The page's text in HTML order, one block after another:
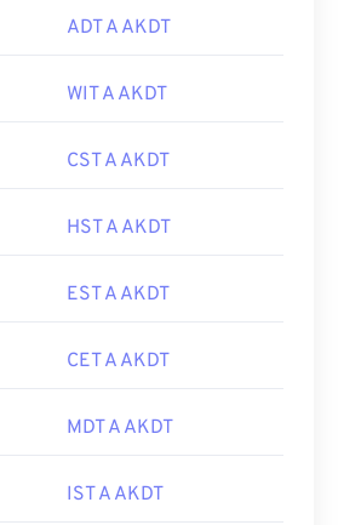
ADT A AKDT
WIT A AKDT
CST A AKDT
HST A AKDT
EST A AKDT
CET A AKDT
MDT A AKDT
IST A AKDT